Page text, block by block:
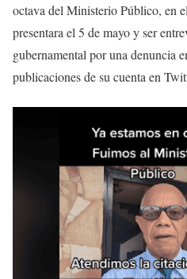
octava del Ministerio Público, en
presentara el 5 de mayo y ser
gubernamental por una denuncia
publicaciones de su cuenta en